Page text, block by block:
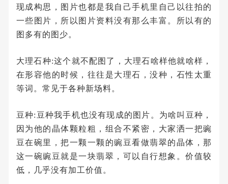
现成构思，图片也都是我自己手机里自己以往拍的
一些图片，所以图片资料没有那么丰富。所以有的
图多有的图少。
大理石种:这个就不配图了，大理石啥样他就啥样，
在形容他的时候，往往是大理石，没种，石性太重
等词。常见于各种新场料。
豆种:豆种我手机也没有现成的图片。为啥叫豆种，
因为他的晶体颗粒粗，组合不紧密，大家洒一把豌
豆在碗里，把一颗一颗的豌豆看做翡翠的晶体，那
这一碗豌豆就是一块翡翠，可以自行想象。价值较
低，几乎没有加工价值。